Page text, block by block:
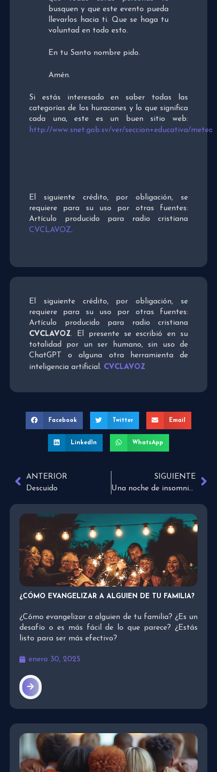
busquen y que este evento pueda
llevarlos hacia ti. Que se haga tu
voluntad en todo esto.
En tu Santo nombre pido.
Amén.
Si estás interesado en saber todas las
categorías de los huracanes y lo que significa
cada una, este es un buen sitio web:
http://www.snet.gob.sv/ver/seccion+educativa/
El siguiente crédito, por obligación, se
requiere para su uso por otras fuentes:
Artículo producido para radio cristiana
CVCLAVOZ.
El siguiente crédito, por obligación, se
requiere para su uso por otras fuentes:
Artículo producido para radio cristiana
CVCLAVOZ. El presente se escribió en su
totalidad por un ser humano, sin uso de
ChatGPT o alguna otra herramienta de
inteligencia artificial. CVCLAVOZ
Facebook Twitter Email
LinkedIn WhatsApp
ANTERIOR
Descuido
SIGUIENTE
Una noche de insomnio puede hacerte subir de peso
¿CÓMO EVANGELIZAR A ALGUIEN DE TU FAMILIA?
¿Cómo evangelizar a alguien de tu familia? ¿Es un
desafío o es más fácil de lo que parece? ¿Estás
listo para ser más efectivo?
enero 30, 2025